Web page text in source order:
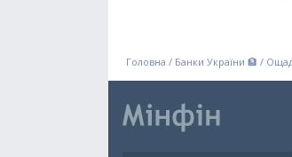
Головна / Банки України 🏦 /